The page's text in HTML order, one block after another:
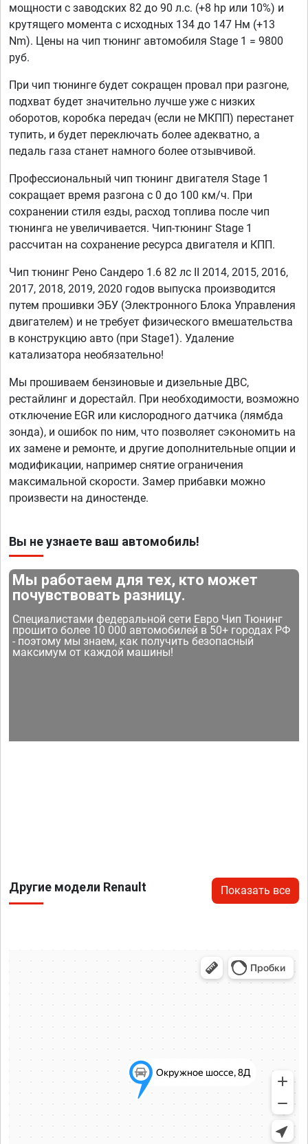
мощности с заводских 82 до 90 л.с. (+8 hp или 10%) и
крутящего момента с исходных 134 до 147 Нм (+13
Nm). Цены на чип тюнинг автомобиля Stage 1 = 9800
руб.
При чип тюнинге будет сокращен провал при разгоне,
подхват будет значительно лучше уже с низких
оборотов, коробка передач (если не МКПП) перестанет
тупить, и будет переключать более адекватно, а
педаль газа станет намного более отзывчивой.
Профессиональный чип тюнинг двигателя Stage 1
сокращает время разгона с 0 до 100 км/ч. При
сохранении стиля езды, расход топлива после чип
тюнинга не увеличивается. Чип-тюнинг Stage 1
рассчитан на сохранение ресурса двигателя и КПП.
Чип тюнинг Рено Сандеро 1.6 82 лс II 2014, 2015, 2016,
2017, 2018, 2019, 2020 годов выпуска производится
путем прошивки ЭБУ (Электронного Блока Управления
двигателем) и не требует физического вмешательства
в конструкцию авто (при Stage1). Удаление
катализатора необязательно!
Мы прошиваем бензиновые и дизельные ДВС,
рестайлинг и дорестайл. При необходимости, возможно
отключение EGR или кислородного датчика (лямбда
зонда), и ошибок по ним, что позволяет сэкономить на
их замене и ремонте, и другие дополнительные опции и
модификации, например снятие ограничения
максимальной скорости. Замер прибавки можно
произвести на диностенде.
Вы не узнаете ваш автомобиль!
Мы работаем для тех, кто может
почувствовать разницу.
Специалистами федеральной сети Евро Чип Тюнинг
прошито более 10 000 автомобилей в 50+ городах РФ
- поэтому мы знаем, как получить безопасный
максимум от каждой машины!
Другие модели Renault Показать все